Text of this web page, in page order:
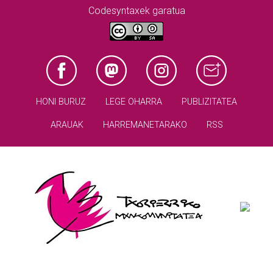
Codesyntaxek garatua
HONI BURUZ LEGE OHARRA PUBLIZITATEA
ARAUAK HARREMANETARAKO RSS